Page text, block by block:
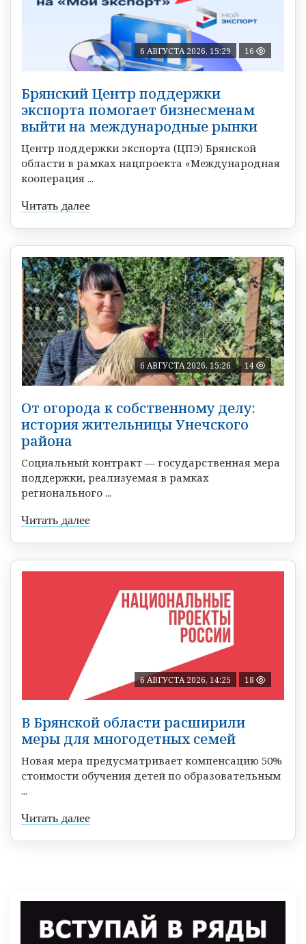
6 АВГУСТА 2026, 15:29 16
Брянский Центр поддержки
экспорта помогает бизнесменам
выйти на международные рынки
Центр поддержки экспорта (ЦПЭ) Брянской
области в рамках нацпроекта «Международная
кооперация ...
Читать далее
6 АВГУСТА 2026, 15:26 14
От огорода к собственному делу:
история жительницы Унечского
района
Социальный контракт — государственная мера
поддержки, реализуемая в рамках
регионального ...
Читать далее
6 АВГУСТА 2026, 14:25 18
В Брянской области расширили
меры для многодетных семей
Новая мера предусматривает компенсацию 50%
стоимости обучения детей по образовательным
...
Читать далее